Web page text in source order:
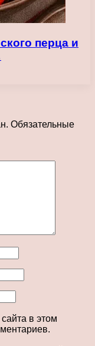
перца и
Обязательные
в этом